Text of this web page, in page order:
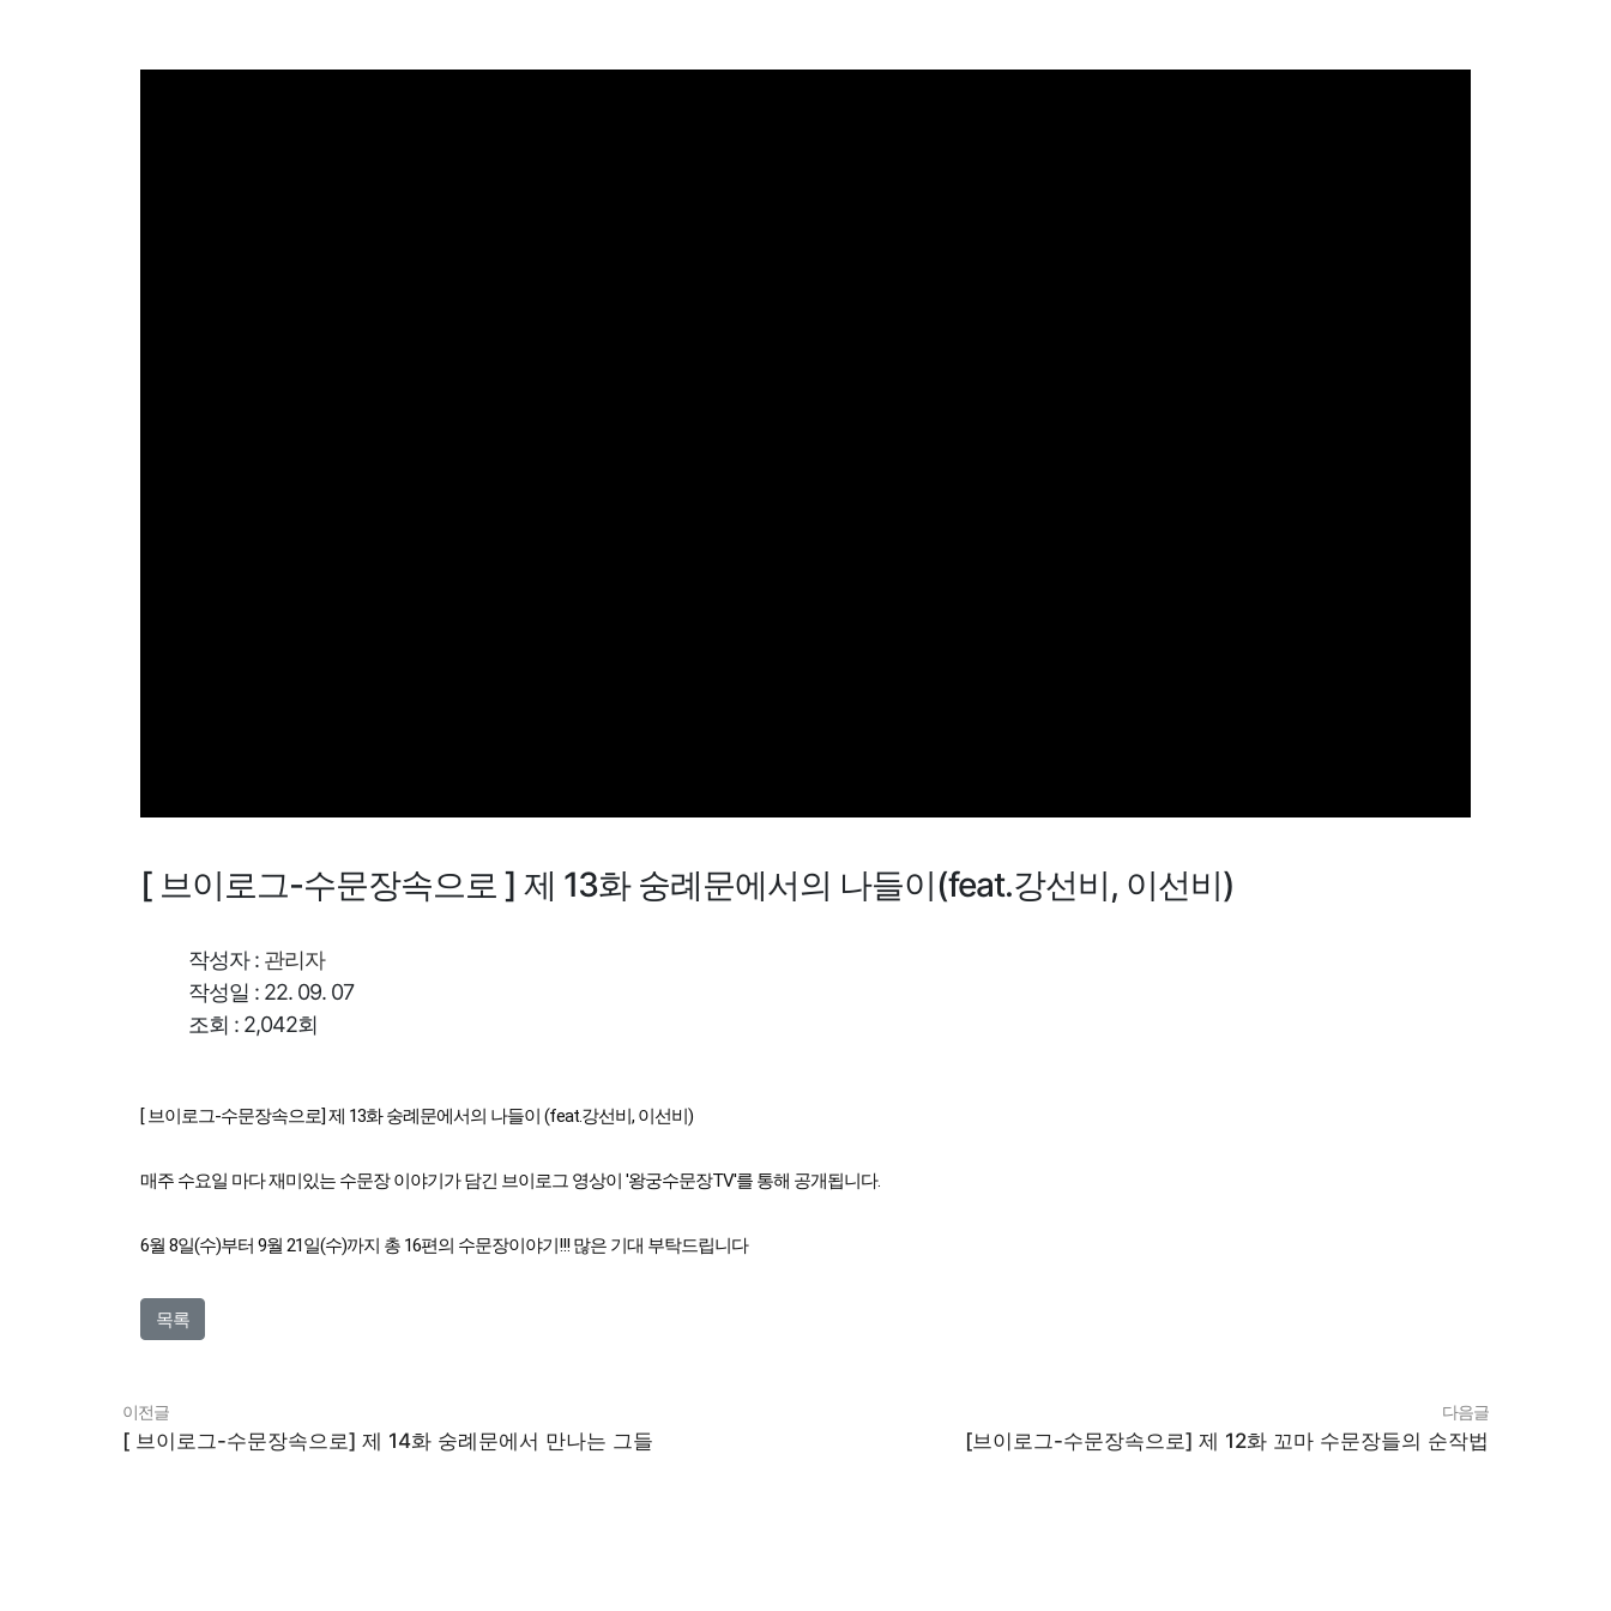
[ 브이로그-수문장속으로 ] 제 13화 숭례문에서의 나들이(feat.강선비, 이선비)
작성자 : 관리자
작성일 : 22. 09. 07
조회 : 2,042회
[ 브이로그-수문장속으로] 제 13화 숭례문에서의 나들이 (feat.강선비, 이선비)
매주 수요일 마다 재미있는 수문장 이야기가 담긴 브이로그 영상이 '왕궁수문장TV'를 통해 공개됩니다.
6월 8일(수)부터 9월 21일(수)까지 총 16편의 수문장이야기!!! 많은 기대 부탁드립니다
목록
이전글
[ 브이로그-수문장속으로] 제 14화 숭례문에서 만나는 그들
다음글
[브이로그-수문장속으로] 제 12화 꼬마 수문장들의 순작법